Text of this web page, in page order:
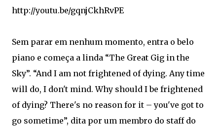
http://youtu.be/gqnjCkhRvPE
Sem parar em nenhum momento, entra o belo
piano e começa a linda “The Great Gig in the
Sky”. “And I am not frightened of dying. Any time
will do, I don't mind. Why should I be frightened
of dying? There's no reason for it – you've got to
go sometime”, dita por um membro do staff do